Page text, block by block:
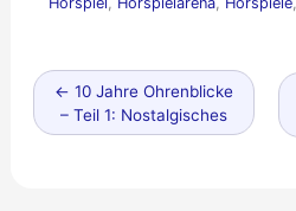
← Neuerer
Beitrag
10 Jahre Ohrenblicke
– Teil 1: Nostalgisches